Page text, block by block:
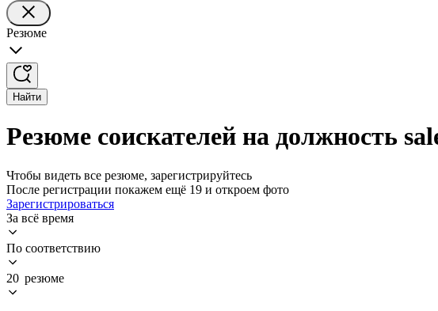
Резюме
Найти
Резюме соискателей на должность
Чтобы видеть все резюме, зарегистрируйтесь
После регистрации покажем ещё 19 и откроем фото
Зарегистрироваться
За всё время
По соответствию
20 резюме